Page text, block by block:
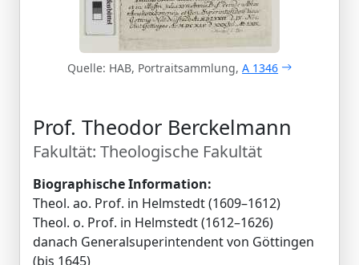
Quelle: HAB, Portraitsammlung,A 1346
Prof. Theodor Berckelmann
Fakultät: Theologische Fakultät
Biographische Information:
Theol. ao. Prof. in Helmstedt (1609–1612)
Theol. o. Prof. in Helmstedt (1612–1626)
danach Generalsuperintendent von Göttingen
(bis 1645)